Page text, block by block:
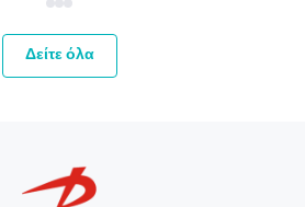
Δείτε όλα